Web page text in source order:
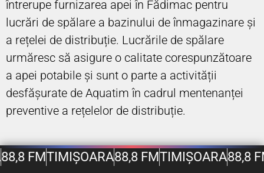
întrerupe furnizarea apei în Fădimac pentru
lucrări de spălare a bazinului de înmagazinare și
a rețelei de distribuție. Lucrările de spălare
urmăresc să asigure o calitate corespunzătoare
a apei potabile și sunt o parte a activității
desfășurate de Aquatim în cadrul mentenanței
preventive a rețelelor de distribuție.
FMTIMIȘOARA88,8 FMTIMIȘOARA88,8